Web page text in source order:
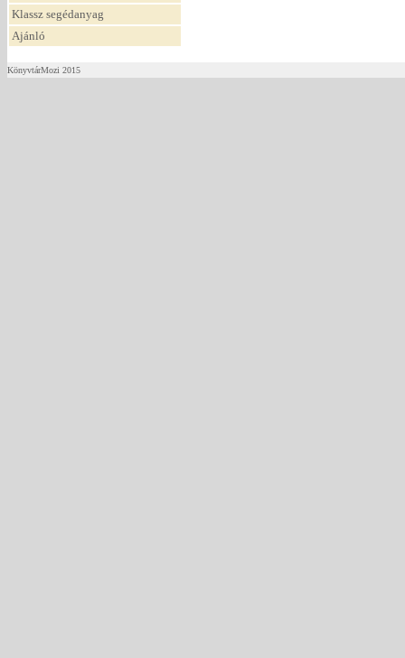
Klassz segédanyag
Ajánló
KönyvtárMozi 2015